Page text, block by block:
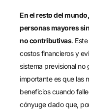
En el resto del
personas mayores
no contributivas.
costos financieros y
sistema previsional no
importante es que las
beneficios cuando
cónyuge dado que,